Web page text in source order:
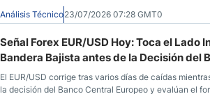
Análisis Técnico23/07/2026 07:28 GMT0
Señal Forex EUR/USD Hoy: Toca el Lado
Bandera Bajista antes de la Decisión del
El EUR/USD corrige tras varios días de caídas
la decisión del Banco Central Europeo y evalúan el